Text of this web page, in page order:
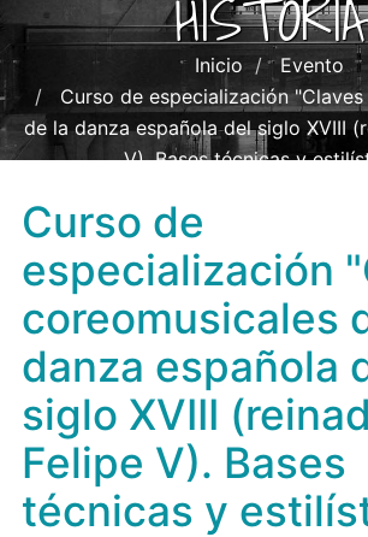
Inicio
Evento
Curso de especialización
de la danza española del siglo XVIII
V). Bases técnicas y
Curso de
especialización
coreomusicales
danza española
siglo XVIII
Felipe V). Bases
técnicas y